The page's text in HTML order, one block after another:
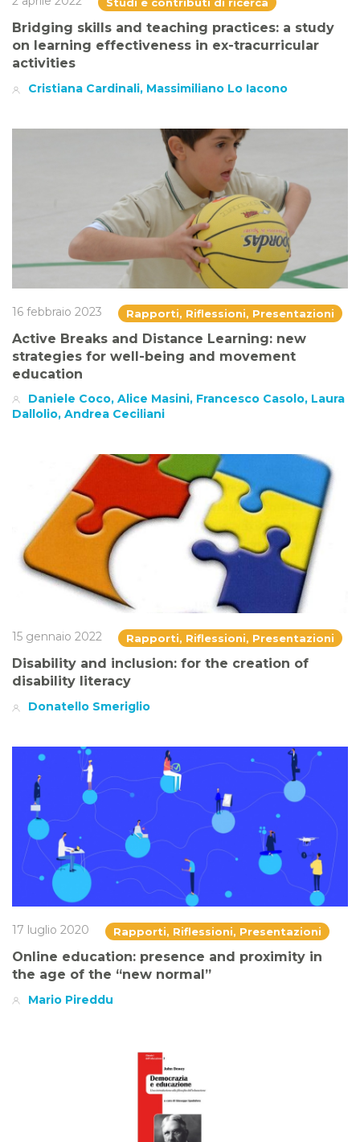
Studi e contributi di ricerca
Bridging skills and teaching practices: a study
on learning effectiveness in ex-tracurricular
activities
Cristiana Cardinali, Massimiliano Lo Iacono
16 febbraio 2023 Rapporti, Riflessioni, Presentazioni
Active Breaks and Distance Learning: new
strategies for well-being and movement
education
Daniele Coco, Alice Masini, Francesco Casolo, Laura
Dallolio, Andrea Ceciliani
15 gennaio 2022 Rapporti, Riflessioni, Presentazioni
Disability and inclusion: for the creation of
disability literacy
Donatello Smeriglio
17 luglio 2020 Rapporti, Riflessioni, Presentazioni
Online education: presence and proximity in
the age of the “new normal”
Mario Pireddu